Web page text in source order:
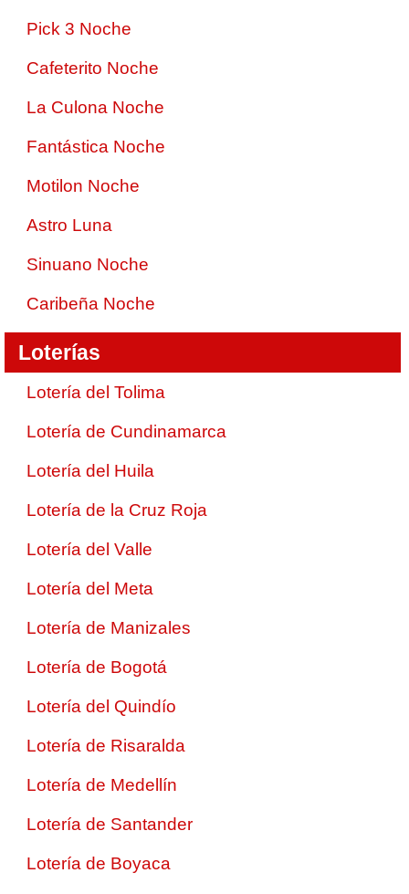
Pick 3 Noche
Cafeterito Noche
La Culona Noche
Fantástica Noche
Motilon Noche
Astro Luna
Sinuano Noche
Caribeña Noche
Loterías
Lotería del Tolima
Lotería de Cundinamarca
Lotería del Huila
Lotería de la Cruz Roja
Lotería del Valle
Lotería del Meta
Lotería de Manizales
Lotería de Bogotá
Lotería del Quindío
Lotería de Risaralda
Lotería de Medellín
Lotería de Santander
Lotería de Boyaca